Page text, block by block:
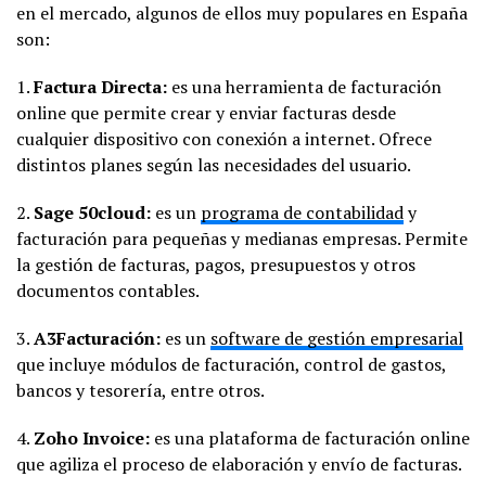
en el mercado, algunos de ellos muy populares en España
son:
1.Factura Directa: es una herramienta de facturación
online que permite crear y enviar facturas desde
cualquier dispositivo con conexión a internet. Ofrece
distintos planes según las necesidades del usuario.
2. Sage 50cloud: es un programa de contabilidady
facturación para pequeñas y medianas empresas. Permite
la gestión de facturas, pagos, presupuestos y otros
documentos contables.
3.A3Facturación: es un software de gestión empresarial
que incluye módulos de facturación, control de gastos,
bancos y tesorería, entre otros.
4. Zoho Invoice: es una plataforma de facturación online
que agiliza el proceso de elaboración y envío de facturas.